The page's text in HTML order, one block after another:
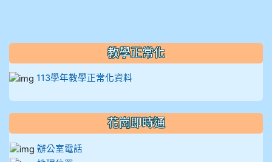
教學正常化
113學年教學正常化資料
花崗即時通
辦公室電話